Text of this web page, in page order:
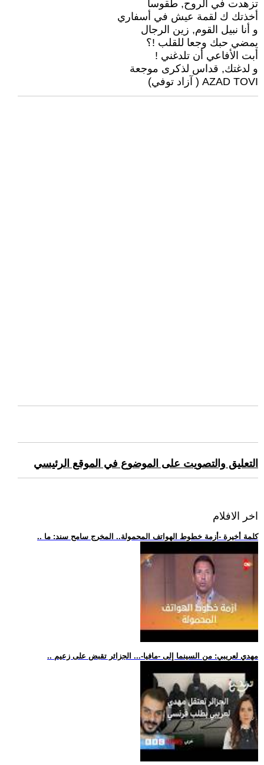
تزهدت في الروح, طقوسا
أخذتك ك لقمة عيش في أسفاري
و أنا نبيل القوم, زين الرجال
يمضي حبك وجعا للقلب !؟
أبت الأفاعي أن تلدغني !
و لدغتك, قداس لذكرى موجعة
AZAD TOVI ( آزاد توفي)
التعليق والتصويت على الموضوع في الموقع الرئيسي
اخر الافلام
.. كلمة أخيرة -أزمة خطوط الهواتف المحمولة.. المخرج سامح سند: ما
.. مهدي لعريبي: من السينما إلى -مافيا-... الجزائر تقبض على زعيم